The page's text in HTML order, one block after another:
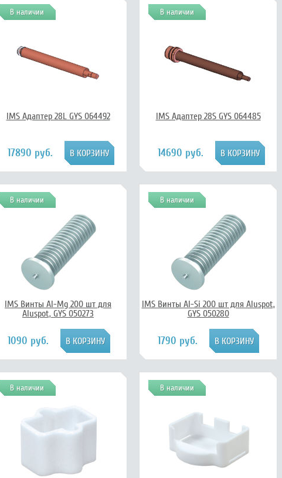
В наличии
IMS Адаптер 28L GYS 064492
17890 руб.
В наличии
IMS Адаптер 28S GYS 064485
14690 руб.
В наличии
IMS Винты Al-Mg 200 шт для
Aluspot, GYS 050273
1090 руб.
В наличии
IMS Винты Al-Si 200 шт для Aluspot,
GYS 050280
1790 руб.
В наличии В наличии